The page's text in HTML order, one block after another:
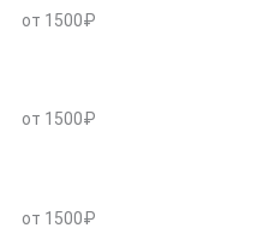
от 1500₽
от 1500₽
от 1500₽